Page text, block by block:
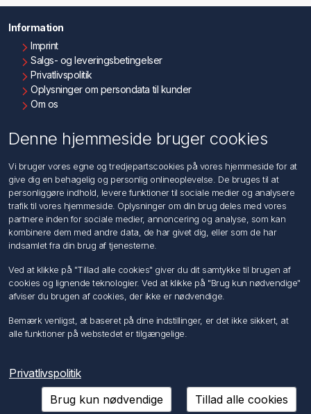
Information
Imprint
Salgs- og leveringsbetingelser
Privatlivspolitik
Oplysninger om persondata til kunder
Om os
Søg
Min konto
Min konto
Ordrer
Adresser
Ansøg om Sælger konto
Følg os
Copyright © 2026 Förch A/S. Alle rettigheder forbeholdt.
Powered by
Denne hjemmeside bruger cookies
Vi bruger vores egne og tredjepartscookies på vores hjemmeside for at
give dig en behagelig og personlig onlineoplevelse. De bruges til at
personliggøre indhold, levere funktioner til sociale medier og analysere
trafik til vores hjemmeside. Oplysninger om din brug deles med vores
partnere inden for sociale medier, annoncering og analyse, som kan
kombinere dem med andre data, de har givet dig, eller som de har
indsamlet fra din brug af tjenesterne.
Ved at klikke på "Tillad alle cookies" giver du dit samtykke til brugen af
cookies og lignende teknologier. Ved at klikke på "Brug kun nødvendige"
afviser du brugen af cookies, der ikke er nødvendige.
Bemærk venligst, at baseret på dine indstillinger, er det ikke sikkert, at
alle funktioner på webstedet er tilgængelige.
Privatlivspolitik
Brug kun nødvendige
Tillad alle cookies